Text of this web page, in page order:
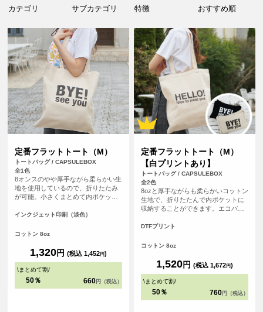
定番フラットトート（M）
トートバッグ / CAPSULEBOX
全1色
8オンスのやや厚手ながら柔らかい生
地を使用しているので、折りたたみ
が可能。小さくまとめて内ポケット
ち手が長く、肩にゆったりとかけて
容量で持ち歩きのしやすいバック
ます。
インクジェット印刷（淡色）
コットン 8oz
1,320円 (税込 1,452円)
\まとめて割/
50％ 660 円（税込）
定番フラットトート（M）
【白プリントあり】
トートバッグ / CAPSULEBOX
全2色
8ozと厚手ながらも柔らかいコットン
生地で、折りたたんで内ポケットに
収納することができます。エコバッ
ち歩きにも便利なトートバッグ、持
らゆったりかけて手を塞がずご使用
DTFプリント
コットン 8oz
1,520円 (税込 1,672円)
\まとめて割/
50％ 760 円（税込）